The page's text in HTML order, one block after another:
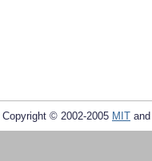
Copyright © 2002-2005 MIT